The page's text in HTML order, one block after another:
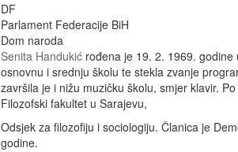
DF
Parlament Federacije BiH
Dom naroda
Senita Handukić rođena je 19. 2. 1969.
osnovnu i srednju školu te stekla zvanje
završila je i nižu muzičku školu, smjer klavir.
Filozofski fakultet u Sarajevu,
Odsjek za filozofiju i sociologiju. Članica je
godine.